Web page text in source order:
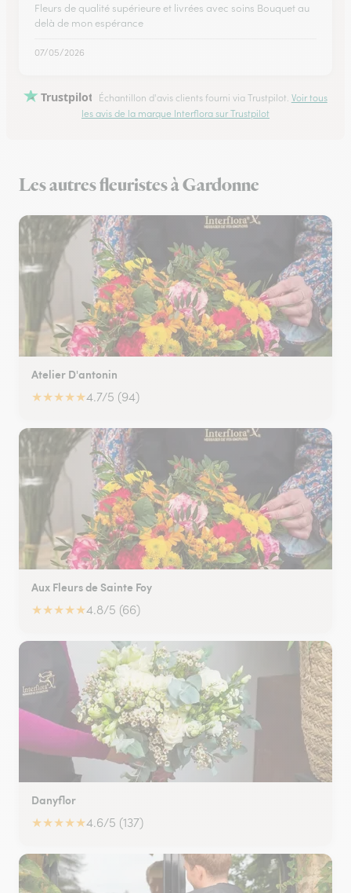
Fleurs de qualité supérieure et livrées avec soins Bouquet au
delà de mon espérance
07/05/2026
Trustpilot Échantillon d'avis clients fourni via Trustpilot. Voir tous
les avis de la marque Interflora sur Trustpilot
Les autres fleuristes à Gardonne
Atelier D'antonin
★★★★★4.7/5 (94)
Aux Fleurs de Sainte Foy
★★★★★4.8/5 (66)
Danyflor
★★★★★4.6/5 (137)